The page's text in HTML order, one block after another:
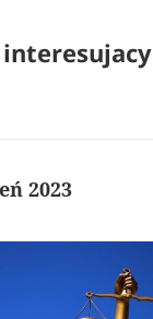
2023